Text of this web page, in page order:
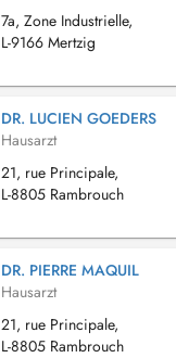
7a, Zone Industrielle,
L-9166 Mertzig
DR. LUCIEN GOEDERS
Hausarzt
21, rue Principale,
L-8805 Rambrouch
DR. PIERRE MAQUIL
Hausarzt
21, rue Principale,
L-8805 Rambrouch